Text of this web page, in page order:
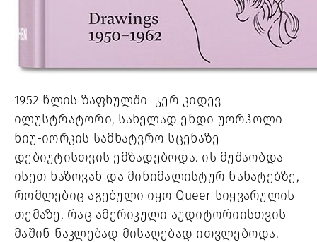
1952 წლის ზაფხულში  ჯერ კიდევ
ილუსტრატორი, სახელად ენდი უორჰოლი
ნიუ-იორკის სამხატვრო სცენაზე
დებიუტისთვის ემზადებოდა. ის მუშაობდა
ისეთ ხაზოვან და მინიმალისტურ ნახატებზე,
რომლებიც აგებული იყო Queer სიყვარულის
თემაზე, რაც ამერიკული აუდიტორიისთვის
მაშინ ნაკლებად მისაღებად ითვლებოდა.